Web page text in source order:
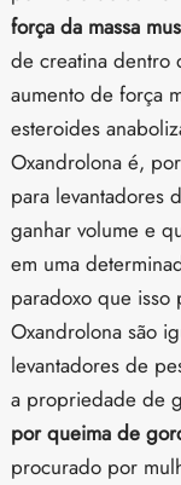
força da massa
de creatina dentro
aumento de força
esteroides
Oxandrolona é,
para levantadores
ganhar volume e
em uma
paradoxo que isso
Oxandrolona são
levantadores de
a propriedade de
por queima de
procurado por